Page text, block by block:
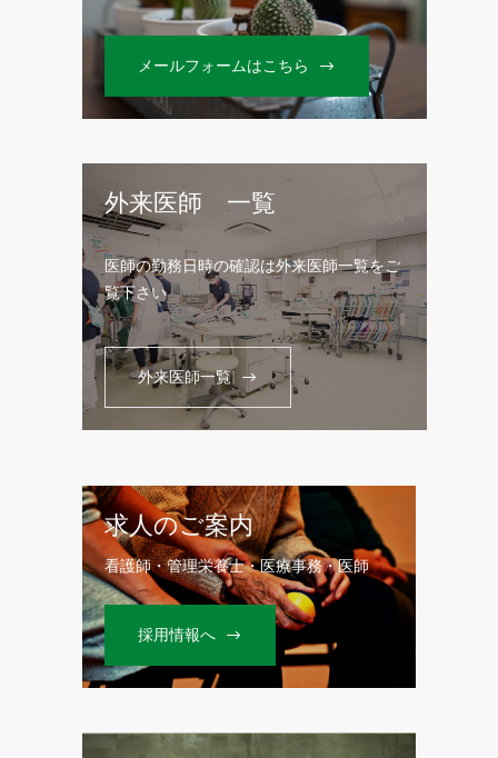
メールフォームはこちら
外来医師 一覧
医師の勤務日時の確認は外来医師一覧をご
覧下さい
外来医師一覧
求人のご案内
看護師・管理栄養士・医療事務・医師
採用情報へ